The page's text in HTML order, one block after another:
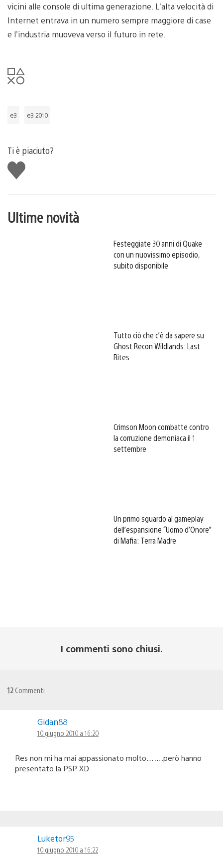
vicini alle console di ultima generazione. L’alta velocità di
Internet entrava in un numero sempre maggiore di case
e l’industria muoveva verso il futuro in rete.
e3 e3 2010
Ti è piaciuto?
Mi
piace
Ultime novità
Festeggiate 30 anni di Quake
con un nuovissimo episodio,
subito disponibile
Tutto ciò che c’è da sapere su
Ghost Recon Wildlands: Last
Rites
Crimson Moon combatte contro
la corruzione demoniaca il 1
settembre
Un primo sguardo al gameplay
dell’espansione “Uomo d’Onore”
di Mafia: Terra Madre
I commenti sono chiusi.
12 Commenti
Gidan88
10 giugno 2010 a 16:20
Res non mi ha mai appassionato molto…….però hanno
presentato la PSP XD
Luketor95
10 giugno 2010 a 16:22